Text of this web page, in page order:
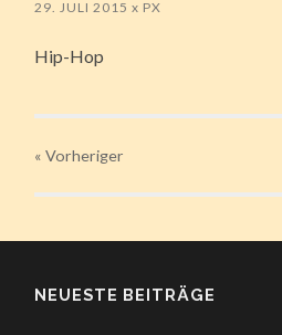
29. JULI 2015 x PX
Hip-Hop
« Vorheriger
NEUESTE BEITRÄGE